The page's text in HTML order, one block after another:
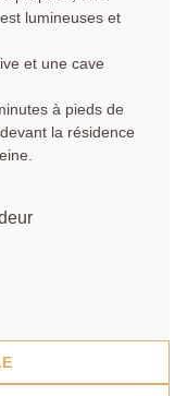
lumineuses et
et une cave
à pieds de
la résidence